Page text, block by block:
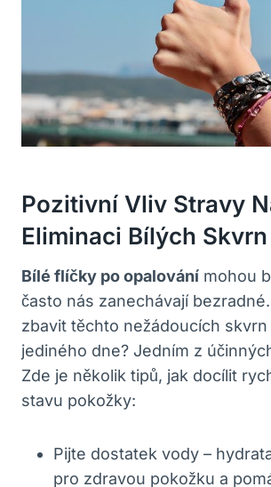
Pozitivní Vliv Stravy
Eliminaci Bílých Skvrn
Bílé flíčky po opalování mohou
často nás zanechávají
zbavit těchto ‌nežádoucích skvrn
jediného dne? Jedním z
Zde je několik tipů, jak docílit
⁤stavu pokožky:
Pijte dostatek vody –
pro zdravou pokožku a‌